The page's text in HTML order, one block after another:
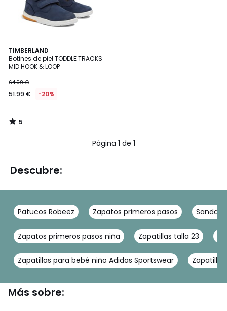
TIMBERLAND
Botines de piel TODDLE TRACKS
MID HOOK & LOOP
64.99 €
51.99 € -20%
5
/
5
5
/
Página 1 de 1
Descubre:
Patucos Robeez Zapatos primeros pasos
Zapatos primeros pasos niña Zapatillas talla 23
Zapatillas para bebé niño Adidas Sportswear
Más sobre: